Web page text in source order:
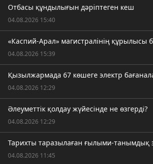
Отбасы құндылығын дәріптеген кеш
04.08.2026 15:40
«Каспий-Арал» магистралінің құрылысы
04.08.2026 15:39
Қызылжармада 67 көшеге электр
04.08.2026 12:29
Әлеуметтік қолдау жүйесінде не өзгерді?
04.08.2026 12:29
Тарихты таразылаған ғылыми-танымдық
04.08.2026 11:45